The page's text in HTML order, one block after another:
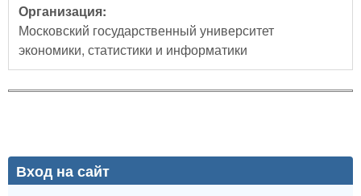
Организация:
Московский государственный университет
экономики, статистики и информатики
Вход на сайт